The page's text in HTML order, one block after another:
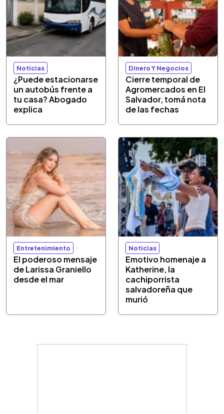
Noticias
¿Puede estacionarse
un autobús frente a
tu casa? Abogado
explica
Dinero Y Negocios
Cierre temporal de
Agromercados en El
Salvador, tomá nota
de las fechas
Entretenimiento
El poderoso mensaje
de Larissa Graniello
desde el mar
Noticias
Emotivo homenaje a
Katherine, la
cachiporrista
salvadoreña que
murió